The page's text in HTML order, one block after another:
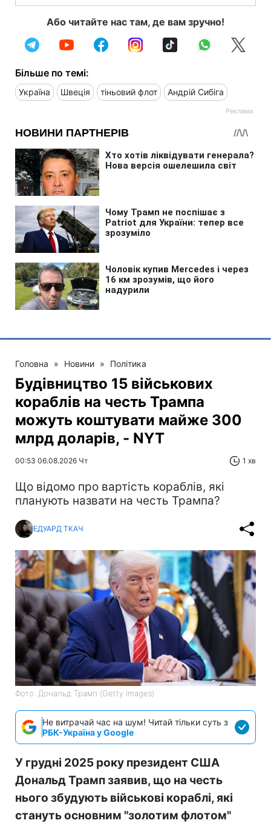
Або читайте нас там, де вам зручно!
Більше по темі:
Україна Швеція тіньовий флот Андрій Сибіга
Головна » Новини » Політика
Будівництво 15 військових
кораблів на честь Трампа
можуть коштувати майже 300
млрд доларів, - NYT
00:53 06.08.2026 Чт 1 хв
Що відомо про вартість кораблів, які
планують назвати на честь Трампа?
ЕДУАРД ТКАЧ
Фото: Дональд Трамп (Getty Images)
Не витрачай час на шум! Читай тільки суть з
РБК-Україна у Google
У грудні 2025 року президент США
Дональд Трамп заявив, що на честь
нього збудують військові кораблі, які
стануть основним "золотим флотом"